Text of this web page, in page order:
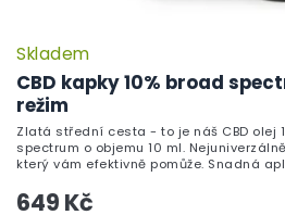
CBD kapky 10% broad
režim
Skladem
649 Kč
Zlatá střední cesta - to je náš CBD olej
spectrum o objemu 10 ml.
který vám efektivně pomůže. Snadná